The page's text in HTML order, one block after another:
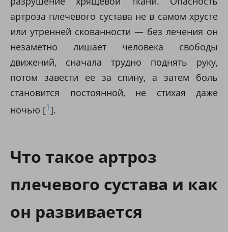
артроза плечевого сустава не в самом хрусте
или утренней скованности — без лечения он
незаметно лишает человека свободы
движений, сначала трудно поднять руку,
потом завести ее за спину, а затем боль
становится постоянной, не стихая даже
ночью [1].
Что такое артроз
плечевого сустава и как
он развивается